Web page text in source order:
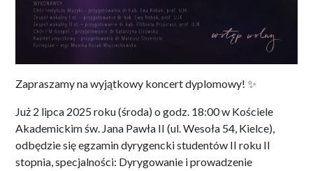
Zapraszamy na wyjątkowy koncert dyplomowy! ✨️
Już 2 lipca 2025 roku (środa) o godz. 18:00 w Kościele
Akademickim św. Jana Pawła II (ul. Wesoła 54, Kielce),
odbędzie się egzamin dyrygencki studentów II roku II
stopnia, specjalności: Dyrygowanie i prowadzenie